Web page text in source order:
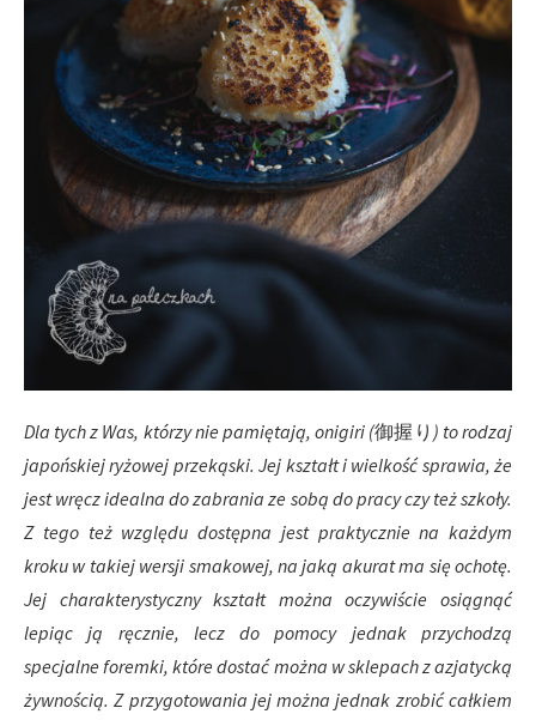
Dla tych z Was, którzy nie pamiętają, onigiri (御握り ) to rodzaj
japońskiej ryżowej przekąski. Jej kształt i wielkość sprawia, że
jest wręcz idealna do zabrania ze sobą do pracy czy też szkoły.
Z tego też względu dostępna jest praktycznie na każdym
kroku w takiej wersji smakowej, na jaką akurat ma się ochotę.
Jej charakterystyczny kształt można oczywiście osiągnąć
lepiąc ją ręcznie, lecz do pomocy jednak przychodzą
specjalne foremki, które dostać można w sklepach z azjatycką
żywnością. Z przygotowania jej można jednak zrobić całkiem